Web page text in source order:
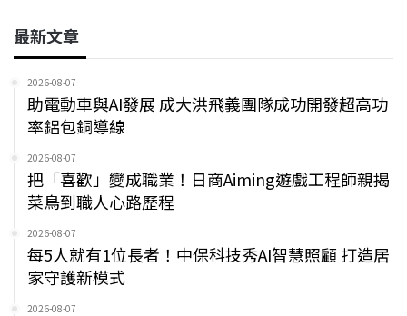
最新文章
2026-08-07
助電動車與AI發展 成大洪飛義團隊成功開發超高功
率鋁包銅導線
2026-08-07
把「喜歡」變成職業！日商Aiming遊戲工程師親揭
菜鳥到職人心路歷程
2026-08-07
每5人就有1位長者！中保科技秀AI智慧照顧 打造居
家守護新模式
2026-08-07